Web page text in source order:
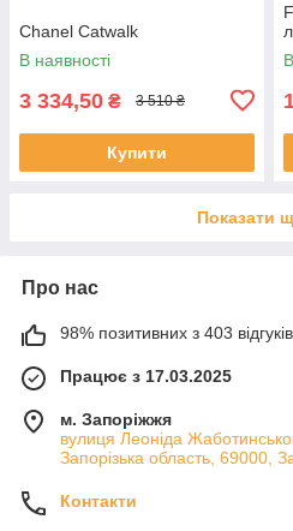
Chanel Catwalk
В наявності
3 334,50 ₴ 3 510 ₴
Купити
Показати
Про нас
98% позитивних з 403
Працює з 17.03.2025
м. Запоріжжя
вулиця Леоніда
Запорізька область, 69000,
Контакти